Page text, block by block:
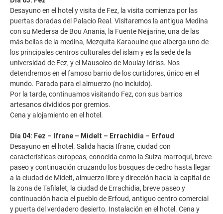
Desayuno en el hotel y visita de Fez, la visita comienza por las
puertas doradas del Palacio Real. Visitaremos la antigua Medina
con su Medersa de Bou Anania, la Fuente Nejjarine, una de las
más bellas de la medina, Mezquita Karaouine que alberga uno de
los principales centros culturales del islam y es la sede de la
universidad de Fez, y el Mausoleo de Moulay Idriss. Nos
detendremos en el famoso barrio de los curtidores, único en el
mundo. Parada para el almuerzo (no incluido).
Por la tarde, continuamos visitando Fez, con sus barrios
artesanos divididos por gremios.
Cena y alojamiento en el hotel.
Día 04: Fez – Ifrane – Midelt – Errachidia – Erfoud
Desayuno en el hotel. Salida hacia Ifrane, ciudad con
características europeas, conocida como la Suiza marroquí, breve
paseo y continuación cruzando los bosques de cedro hasta llegar
a la ciudad de Midelt, almuerzo libre y dirección hacia la capital de
la zona de Tafilalet, la ciudad de Errachidia, breve paseo y
continuación hacia el pueblo de Erfoud, antiguo centro comercial
y puerta del verdadero desierto. Instalación en el hotel. Cena y